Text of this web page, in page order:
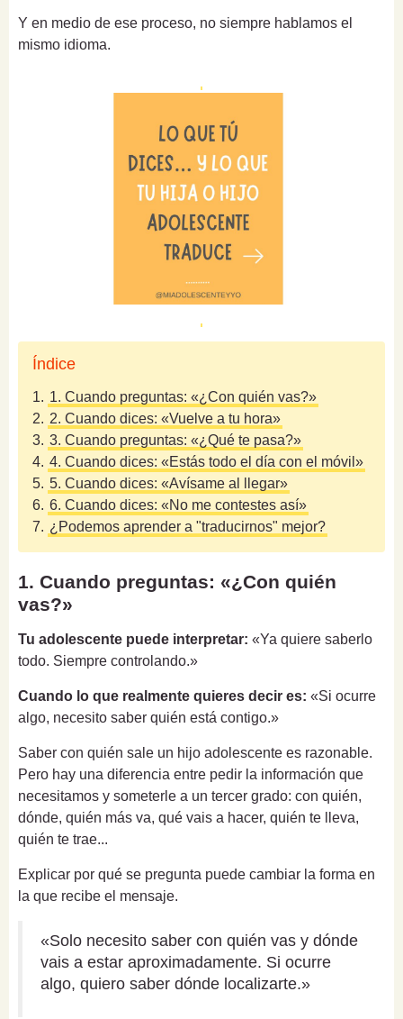
Y en medio de ese proceso, no siempre hablamos el
mismo idioma.
Índice
1. 1. Cuando preguntas: «¿Con quién vas?»
2. 2. Cuando dices: «Vuelve a tu hora»
3. 3. Cuando preguntas: «¿Qué te pasa?»
4. 4. Cuando dices: «Estás todo el día con el móvil»
5. 5. Cuando dices: «Avísame al llegar»
6. 6. Cuando dices: «No me contestes así»
7. ¿Podemos aprender a "traducirnos" mejor?
1. Cuando preguntas: «¿Con quién
vas?»
Tu adolescente puede interpretar: «Ya quiere saberlo
todo. Siempre controlando.»
Cuando lo que realmente quieres decir es: «Si ocurre
algo, necesito saber quién está contigo.»
Saber con quién sale un hijo adolescente es razonable.
Pero hay una diferencia entre pedir la información que
necesitamos y someterle a un tercer grado: con quién,
dónde, quién más va, qué vais a hacer, quién te lleva,
quién te trae...
Explicar por qué se pregunta puede cambiar la forma en
la que recibe el mensaje.
«Solo necesito saber con quién vas y dónde
vais a estar aproximadamente. Si ocurre
algo, quiero saber dónde localizarte.»